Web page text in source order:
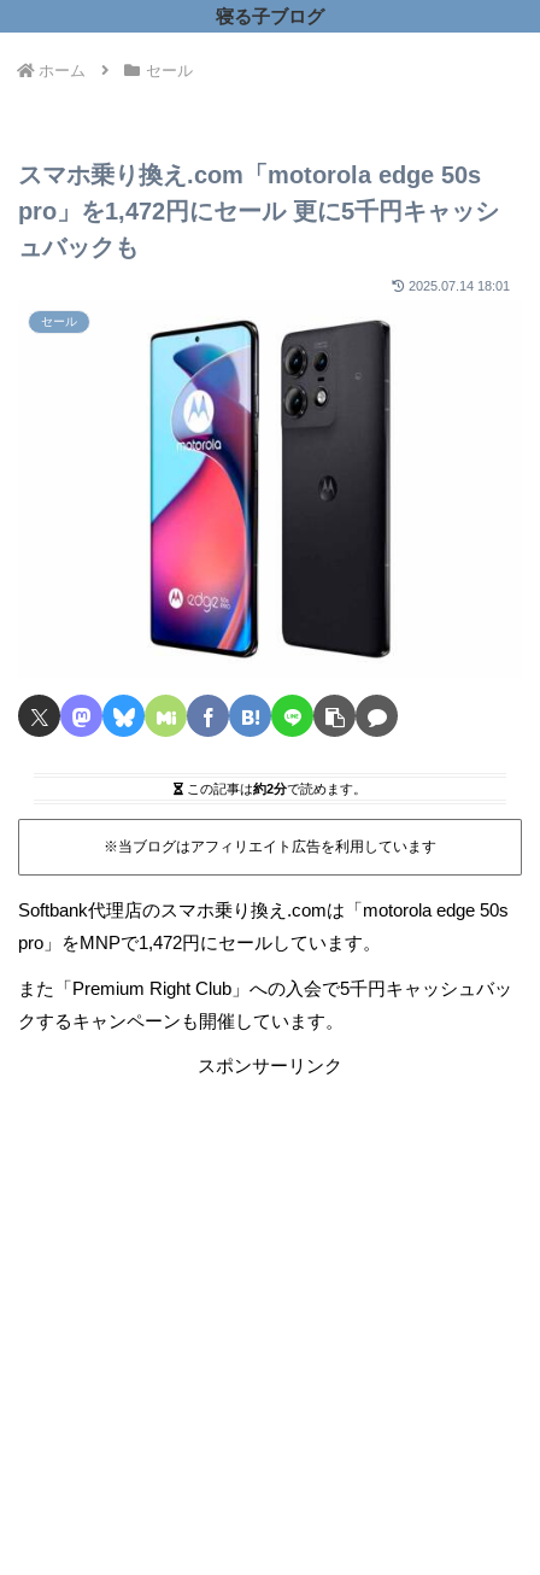
寝る子ブログ
ホーム セール
スマホ乗り換え.com「motorola edge 50s
pro」を1,472円にセール 更に5千円キャッシ
ュバックも
2025.07.14 18:01
セール
この記事は約2分で読めます。
※当ブログはアフィリエイト広告を利用しています
Softbank代理店のスマホ乗り換え.comは「motorola edge 50s
pro」をMNPで1,472円にセールしています。
また「Premium Right Club」への入会で5千円キャッシュバッ
クするキャンペーンも開催しています。
スポンサーリンク